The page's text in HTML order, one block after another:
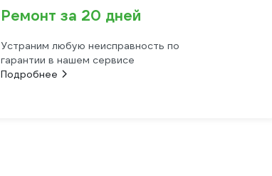
Ремонт за 20 дней
Устраним любую неисправность по
гарантии в нашем сервисе
Подробнее